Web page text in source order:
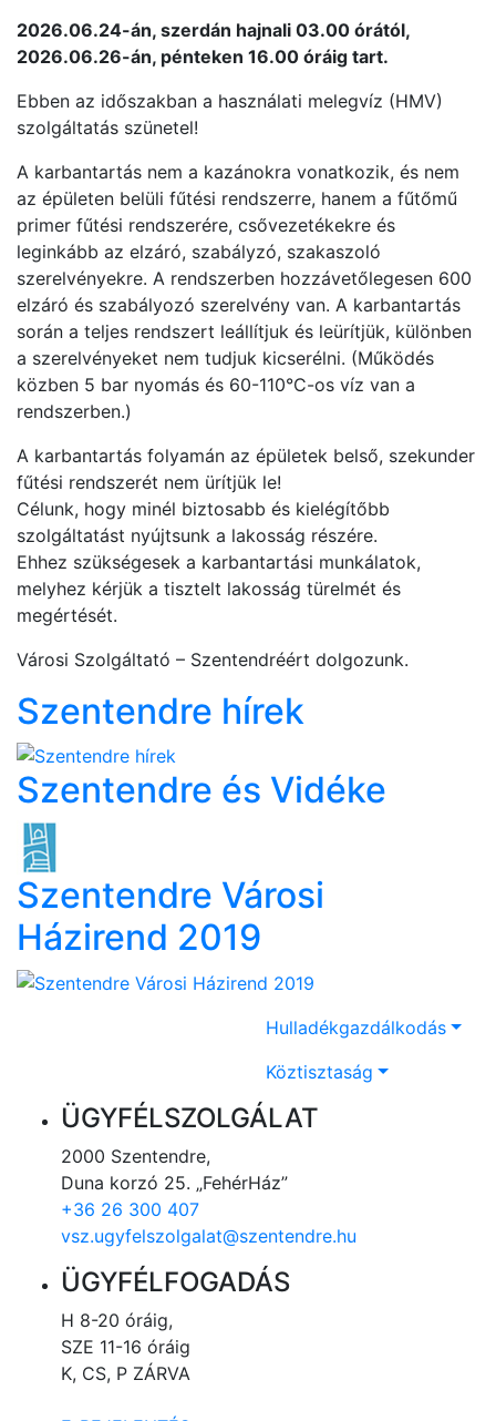
2026.06.24-án, szerdán hajnali 03.00 órától,
2026.06.26-án, pénteken 16.00 óráig tart.
Ebben az időszakban a használati melegvíz (HMV)
szolgáltatás szünetel!
A karbantartás nem a kazánokra vonatkozik, és nem
az épületen belüli fűtési rendszerre, hanem a fűtőmű
primer fűtési rendszerére, csővezetékekre és
leginkább az elzáró, szabályzó, szakaszoló
szerelvényekre. A rendszerben hozzávetőlegesen 600
elzáró és szabályozó szerelvény van. A karbantartás
során a teljes rendszert leállítjuk és leürítjük, különben
a szerelvényeket nem tudjuk kicserélni. (Működés
közben 5 bar nyomás és 60-110°C-os víz van a
rendszerben.)
A karbantartás folyamán az épületek belső, szekunder
fűtési rendszerét nem ürítjük le!
Célunk, hogy minél biztosabb és kielégítőbb
szolgáltatást nyújtsunk a lakosság részére.
Ehhez szükségesek a karbantartási munkálatok,
melyhez kérjük a tisztelt lakosság türelmét és
megértését.
Városi Szolgáltató – Szentendréért dolgozunk.
Szentendre hírek
Szentendre és Vidéke
Szentendre Városi
Házirend 2019
Hulladékgazdálkodás
Köztisztaság
ÜGYFÉLSZOLGÁLAT
2000 Szentendre,
Duna korzó 25. „FehérHáz”
+36 26 300 407
vsz.ugyfelszolgalat@szentendre.hu
ÜGYFÉLFOGADÁS
H 8-20 óráig,
SZE 11-16 óráig
K, CS, P ZÁRVA